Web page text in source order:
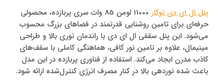
پنل ال ای دی توکار
11000 لومن 85 وات سری پربازده، محصولی
حرفه‌ای برای تامین روشنایی قدرتمند در فضاهای بزرگ محسوب
می‌شود. این پنل سقفی ال ای دی با راندمان نوری بالا و طراحی
مینیمال، علاوه بر تامین نور کافی، هماهنگی کاملی با سقف‌های
کاذب مدرن ایجاد می‌کند. استفاده از فناوری پربازده در این مدل
باعث شده نوردهی بالا در کنار مصرف انرژی کنترل‌شده ارائه شود.